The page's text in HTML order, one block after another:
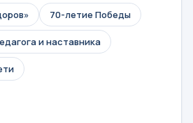
70-летие Победы
и наставника